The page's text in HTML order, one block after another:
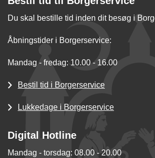
Du skal bestille tid inden dit besøg i
Åbningstider i Borgerservice:
Mandag - fredag: 10.00 - 16.00
Bestil tid i Borgerservice
Lukkedage i Borgerservice
Digital Hotline
Mandag - torsdag: 08.00 - 20.00